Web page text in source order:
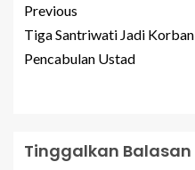
Previous
Tiga Santriwati Jadi Korban
Pencabulan Ustad
Tinggalkan Balasan